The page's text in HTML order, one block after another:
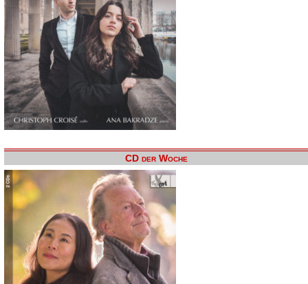
CD der Woche